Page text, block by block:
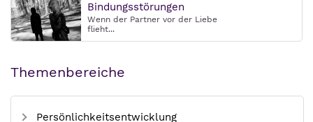
Bindungsstörungen
Wenn der Partner vor der Liebe
flieht...
Themenbereiche
Persönlichkeitsentwicklung